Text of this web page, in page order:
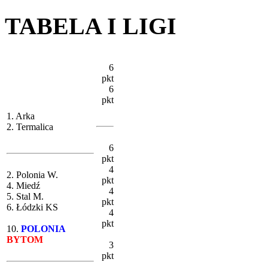
TABELA I LIGI
1. Arka
2. Termalica
2. Polonia W.
4. Miedź
5. Stal M.
6. Łódzki KS
10. POLONIA
BYTOM
6
pkt
6
pkt
6
pkt
4
pkt
4
pkt
4
pkt
3
pkt